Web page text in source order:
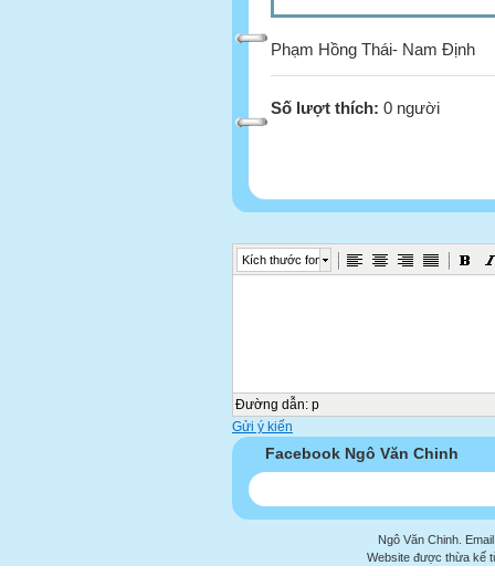
Phạm Hồng Thái- Nam Định
Số lượt thích: 0 người
Kích thước font
Đường dẫn: p
Gửi ý kiến
Facebook Ngô Văn Chinh
Ngô Văn Chinh.
Website được thừa kế